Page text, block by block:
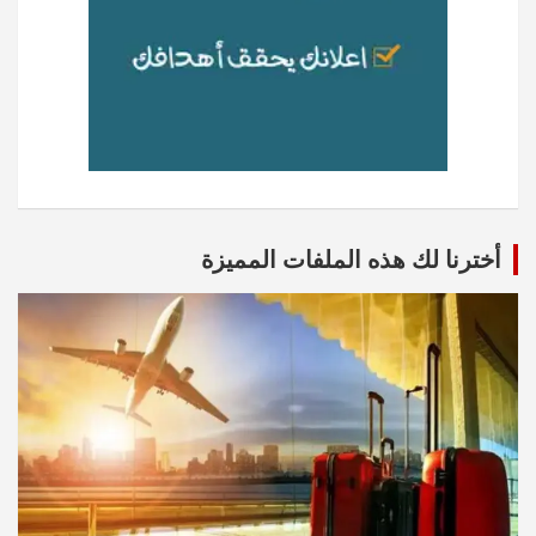
أخترنا لك هذه الملفات المميزة